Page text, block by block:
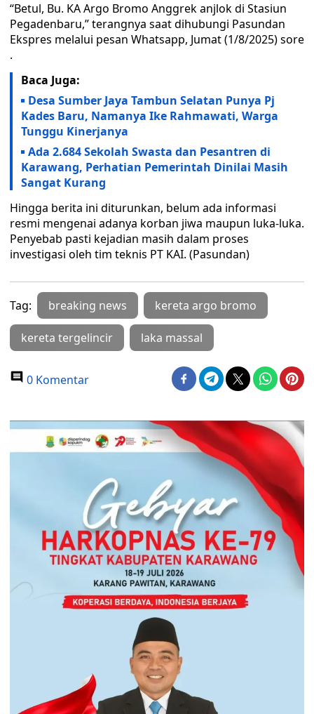
“Betul, Bu. KA Argo Bromo Anggrek anjlok di Stasiun
Pegadenbaru,” terangnya saat dihubungi Pasundan
Ekspres melalui pesan Whatsapp, Jumat (1/8/2025) sore
.
Baca Juga:
Desa Sumber Jaya Tambun Selatan Punya Pj
Kades Baru, Namanya Ike Rahmawati, Warga
Tunggu Kinerjanya
Ada 2.684 Sekolah Swasta dan Pesantren di
Karawang, Perhatian Pemerintah Dinilai Masih
Sangat Kurang
Hingga berita ini diturunkan, belum ada informasi
resmi mengenai adanya korban jiwa maupun luka-luka.
Penyebab pasti kejadian masih dalam proses
investigasi oleh tim teknis PT KAI. (Pasundan)
Tag: breaking news kereta argo bromo
kereta tergelincir laka massal
0 Komentar